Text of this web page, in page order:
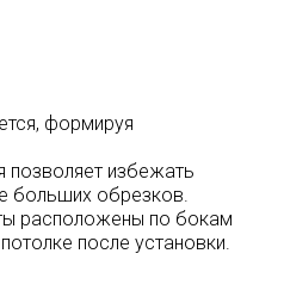
формируя
позволяет избежать
больших обрезков.
расположены по бокам
после установки.